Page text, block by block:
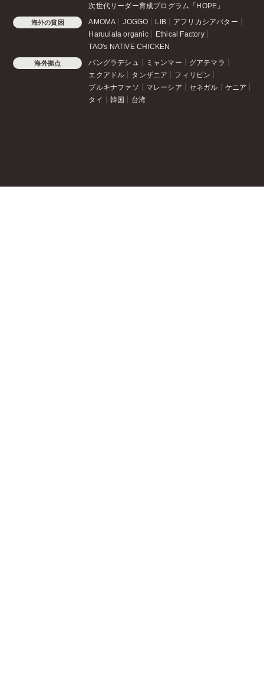
次世代リーダー育成プログラム「HOPE」
海外の貧困 AMOMA JOGGO LIB
アフリカシアバター
Haruulala organic
Ethical Factory
TAO's NATIVE CHICKEN
海外拠点 バングラデシュ ミャンマー
グアテマラ
エクアドル
タンザニア
フィリピン
ブルキナファソ
マレーシア セネガル
ケニア
タイ
韓国 台湾